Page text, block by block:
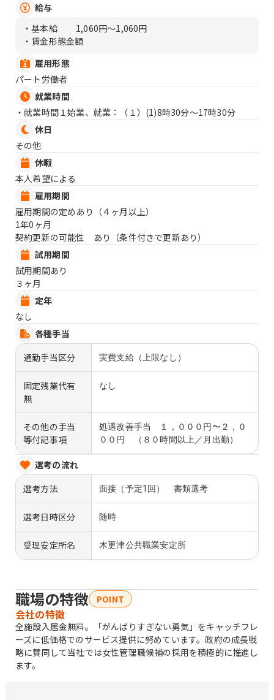
給与
・基本給
1,060円〜1,060円
・賃金形態金額
雇用形態
パート労働者
就業時間
・就業時間１始業、就業：（１） (1)8時30分〜17時30分
休日
その他
休暇
本人希望による
雇用期間
雇用期間の定めあり（４ヶ月以上）
1年0ヶ月
契約更新の可能性 あり（条件付きで更新あり）
試用期間
試用期間あり
３ヶ月
定年
なし
各種手当
通勤手当区分
実費支給（上限なし）
固定残業代有
無
なし
その他の手当
等付記事項
処遇改善手当 １，０００円〜２，０
００円 （８０時間以上／月出勤）
選考の流れ
選考方法
面接（予定1回） 書類選考
選考日時区分 随時
受理安定所名 木更津公共職業安定所
職場の特徴 POINT
会社の特徴
全施設入居金無料。「がんばりすぎない勇気」をキャッチフレ
ーズに低価格でのサービス提供に努めています。政府の成長戦
略に賛同して当社では女性管理職候補の採用を積極的に推進し
ます。